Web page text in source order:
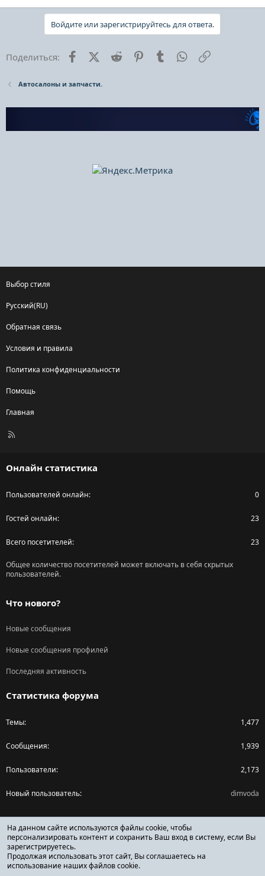
Войдите или зарегистрируйтесь для ответа.
Поделиться: FacebookX (Twitter)
Reddit PinterestTumblr WhatsApp
Автосалоны и запчасти.
Выбор стиля
Русский(RU)
Обратная связь
Условия и правила
Политика конфиденциальности
Помощь
Главная
R
Онлайн статистика
Пользователей онлайн 0
Гостей онлайн 23
Всего посетителей 23
Общее количество посетителей может включать в себя скрытых
пользователей.
Что нового?
Новые сообщения
Новые сообщения профилей
Последняя активность
Статистика форума
Темы 1,477
Сообщения 1,939
Пользователи 2,173
Новый пользователь dimvoda
Поделиться страницей
Facebook
X (Twitter)
Reddit
На данном сайте используются файлы cookie, чтобы
персонализировать контент и сохранить Ваш вход в систему, если Вы
зарегистрируетесь.
Продолжая использовать этот сайт, Вы соглашаетесь на
использование наших файлов cookie.